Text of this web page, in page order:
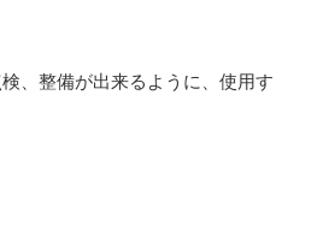
、整備が出来るように、使用す